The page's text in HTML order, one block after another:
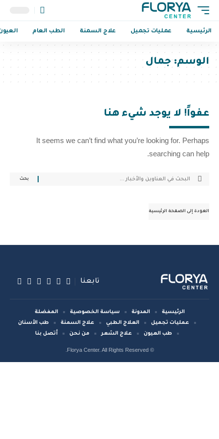
الرئيسية عمليات تجميل علاج السمنة الطب العام
الوسم:جمال
عفواً! لا يوجد شيء هنا
It seems we can’t find what you’re looking for. Perhaps
searching can help.
العودة إلى الصفحة الرئيسية
تابعنا
© Florya Center. All Rights Reserved.
الرئيسية المدونة سياسة الخصوصية
المفضلة
عمليات تجميل
العلاج الطبي علاج السمنة
طب الأسنان
طب العيون
علاج الشعر من نحن أتصل بنا